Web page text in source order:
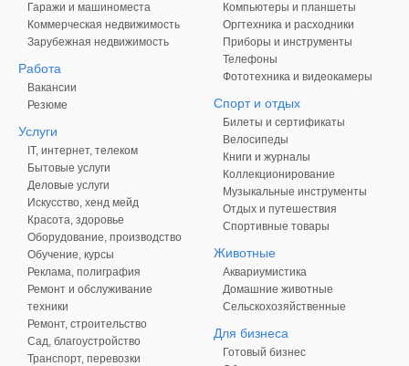
Гаражи и машиноместа
Коммерческая недвижимость
Зарубежная недвижимость
Работа
Вакансии
Резюме
Услуги
IT, интернет, телеком
Бытовые услуги
Деловые услуги
Искусство, хенд мейд
Красота, здоровье
Оборудование, производство
Обучение, курсы
Реклама, полиграфия
Ремонт и обслуживание
техники
Ремонт, строительство
Сад, благоустройство
Транспорт, перевозки
Компьютеры и планшеты
Оргтехника и расходники
Приборы и инструменты
Телефоны
Фототехника и видеокамеры
Спорт и отдых
Билеты и сертификаты
Велосипеды
Книги и журналы
Коллекционирование
Музыкальные инструменты
Отдых и путешествия
Спортивные товары
Животные
Аквариумистика
Домашние животные
Сельскохозяйственные
Для бизнеса
Готовый бизнес